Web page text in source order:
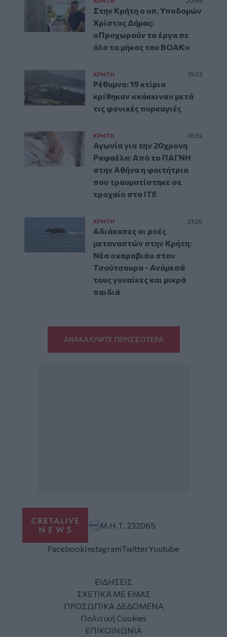
Στην Κρήτη ο υπ. Υποδομών
Χρίστος Δήμας:
«Προχωρούν τα έργα σε
όλο το μήκος του ΒΟΑΚ»
ΚΡΗΤΗ 19:23
Ρέθυμνο: 19 κτίρια
κρίθηκαν «κόκκινα» μετά
τις φονικές πυρκαγιές
ΚΡΗΤΗ 18:32
Αγωνία για την 20χρονη
Ραφαέλα: Από το ΠΑΓΝΗ
στην Αθήνα η φοιτήτρια
που τραυματίστηκε σε
τροχαίο στο ΙΤΕ
ΚΡΗΤΗ 21:26
Αδιάκοπες οι ροές
μεταναστών στην Κρήτη:
Νέα «καραβιά» στον
Τσούτσουρα - Ανάμεσά
τους γυναίκες και μικρά
παιδιά
ΑΝΑΚΑΛΥΨΤΕ ΠΕΡΙΣΣΟΤΕΡΑ
Μ.Η.Τ. 232065
FacebookInstagramTwitterYoutube
ΕΙΔΗΣΕΙΣ
ΣΧΕΤΙΚΑ ΜΕ ΕΜΑΣ
ΠΡΟΣΩΠΙΚΑ ΔΕΔΟΜΕΝΑ
Πολιτική Cookies
ΕΠΙΚΟΙΝΩΝΙΑ